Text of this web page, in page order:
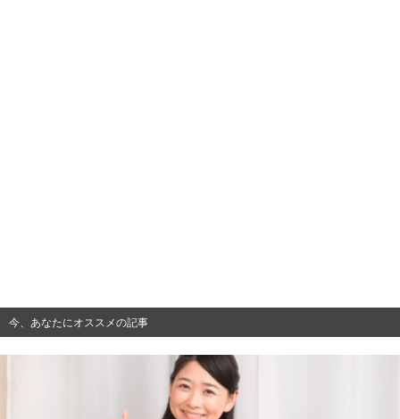
今、あなたにオススメの記事